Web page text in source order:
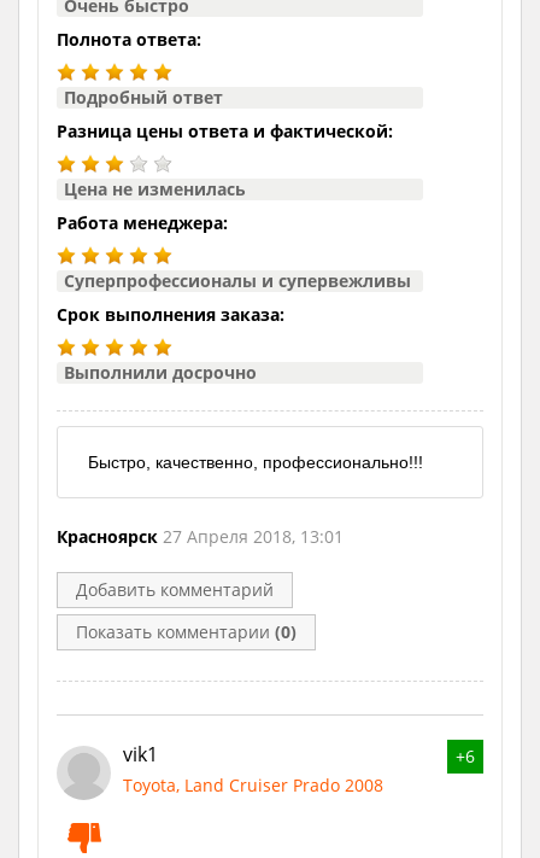
Очень быстро
Полнота ответа:
Подробный ответ
Разница цены ответа и фактической:
Цена не изменилась
Работа менеджера:
Суперпрофессионалы и супервежливы
Срок выполнения заказа:
Выполнили досрочно
Быстро, качественно, профессионально!!!
Красноярск 27 Апреля 2018, 13:01
Добавить комментарий
Показать комментарии (0)
+6
vik1
Toyota, Land Cruiser Prado 2008